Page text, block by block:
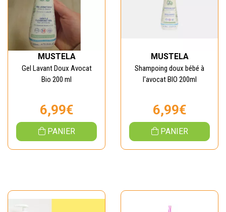
MUSTELA
Gel Lavant Doux Avocat
Bio 200 ml
6,99€
PANIER
MUSTELA
Shampoing doux bébé à
l'avocat BIO 200ml
6,99€
PANIER